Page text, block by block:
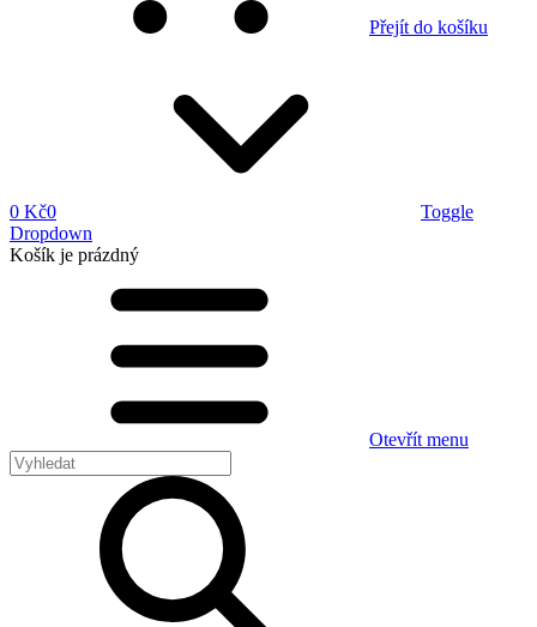
Přejít do košíku
0 Kč0
Toggle
Dropdown
Košík je prázdný
Otevřít menu